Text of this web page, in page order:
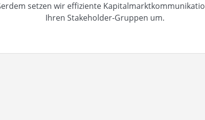
setzen wir effiziente
Ihren Stakeholder-Gruppen um.